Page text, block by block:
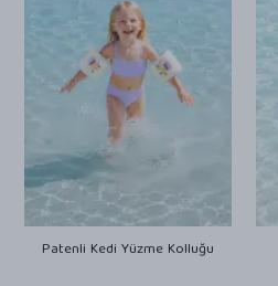
Patenli Kedi Yüzme Kolluğu